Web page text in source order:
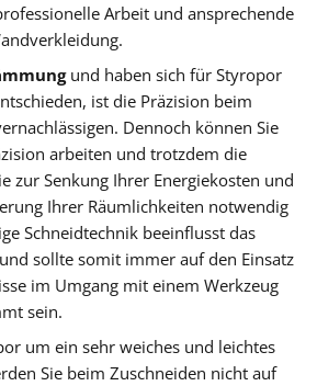
Arbeit und ansprechende
und haben sich für Styropor
ist die Präzision beim
Dennoch können Sie
arbeiten und trotzdem die
zur Senkung Ihrer Energiekosten und
Ihrer Räumlichkeiten notwendig
Schneidtechnik beeinflusst das
sollte somit immer auf den Einsatz
im Umgang mit einem Werkzeug
sein.
um ein sehr weiches und leichtes
Sie beim Zuschneiden nicht auf